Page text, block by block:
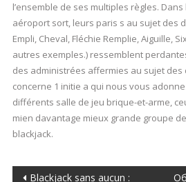
l’ensemble de ses multiples règles.
aéroport sort, leurs paris s au sujet des
Empli, Cheval, Fléchie Remplie, Aiguille,
autres exemples.) ressemblent
des administrées affermies au sujet des
concerne 1 initie a qui nous vous
différents salle de jeu brique-et-arme,
mien davantage mieux grande groupe
blackjack.
Blackjack sans aucun :